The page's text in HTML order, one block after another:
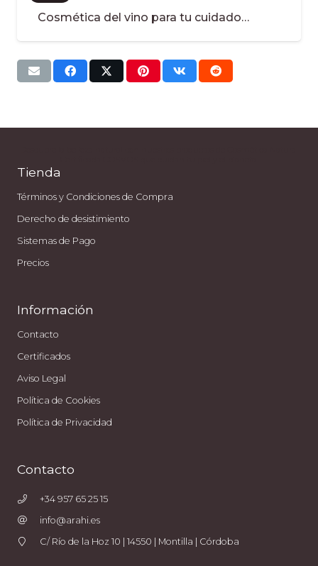
Cosmética del vino para tu cuidado…
Tienda
Términos y Condiciones de Compra
Derecho de desistimiento
Sistemas de Pago
Precios
Información
Contacto
Certificados
Aviso Legal
Política de Cookies
Política de Privacidad
Contacto
+34 957 65 25 15
info@arahi.es
C/ Río de la Hoz 10 | 14550 | Montilla | Córdoba